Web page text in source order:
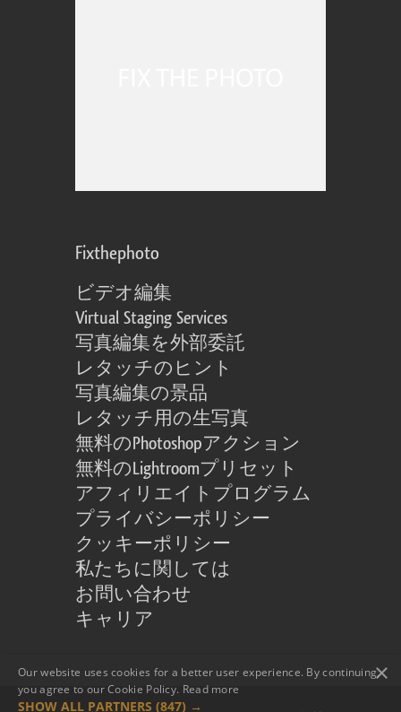
Fixthephoto
ビデオ編集
Virtual Staging Services
写真編集を外部委託
レタッチのヒント
写真編集の景品
レタッチ用の生写真
無料のPhotoshopアクション
無料のLightroomプリセット
アフィリエイトプログラム
プライバシーポリシー
クッキーポリシー
私たちに関しては
お問い合わせ
キャリア
×
Our website uses cookies for a better user experience. By continuing,
you agree to our Cookie Policy. Read more
SHOW ALL PARTNERS (847) →